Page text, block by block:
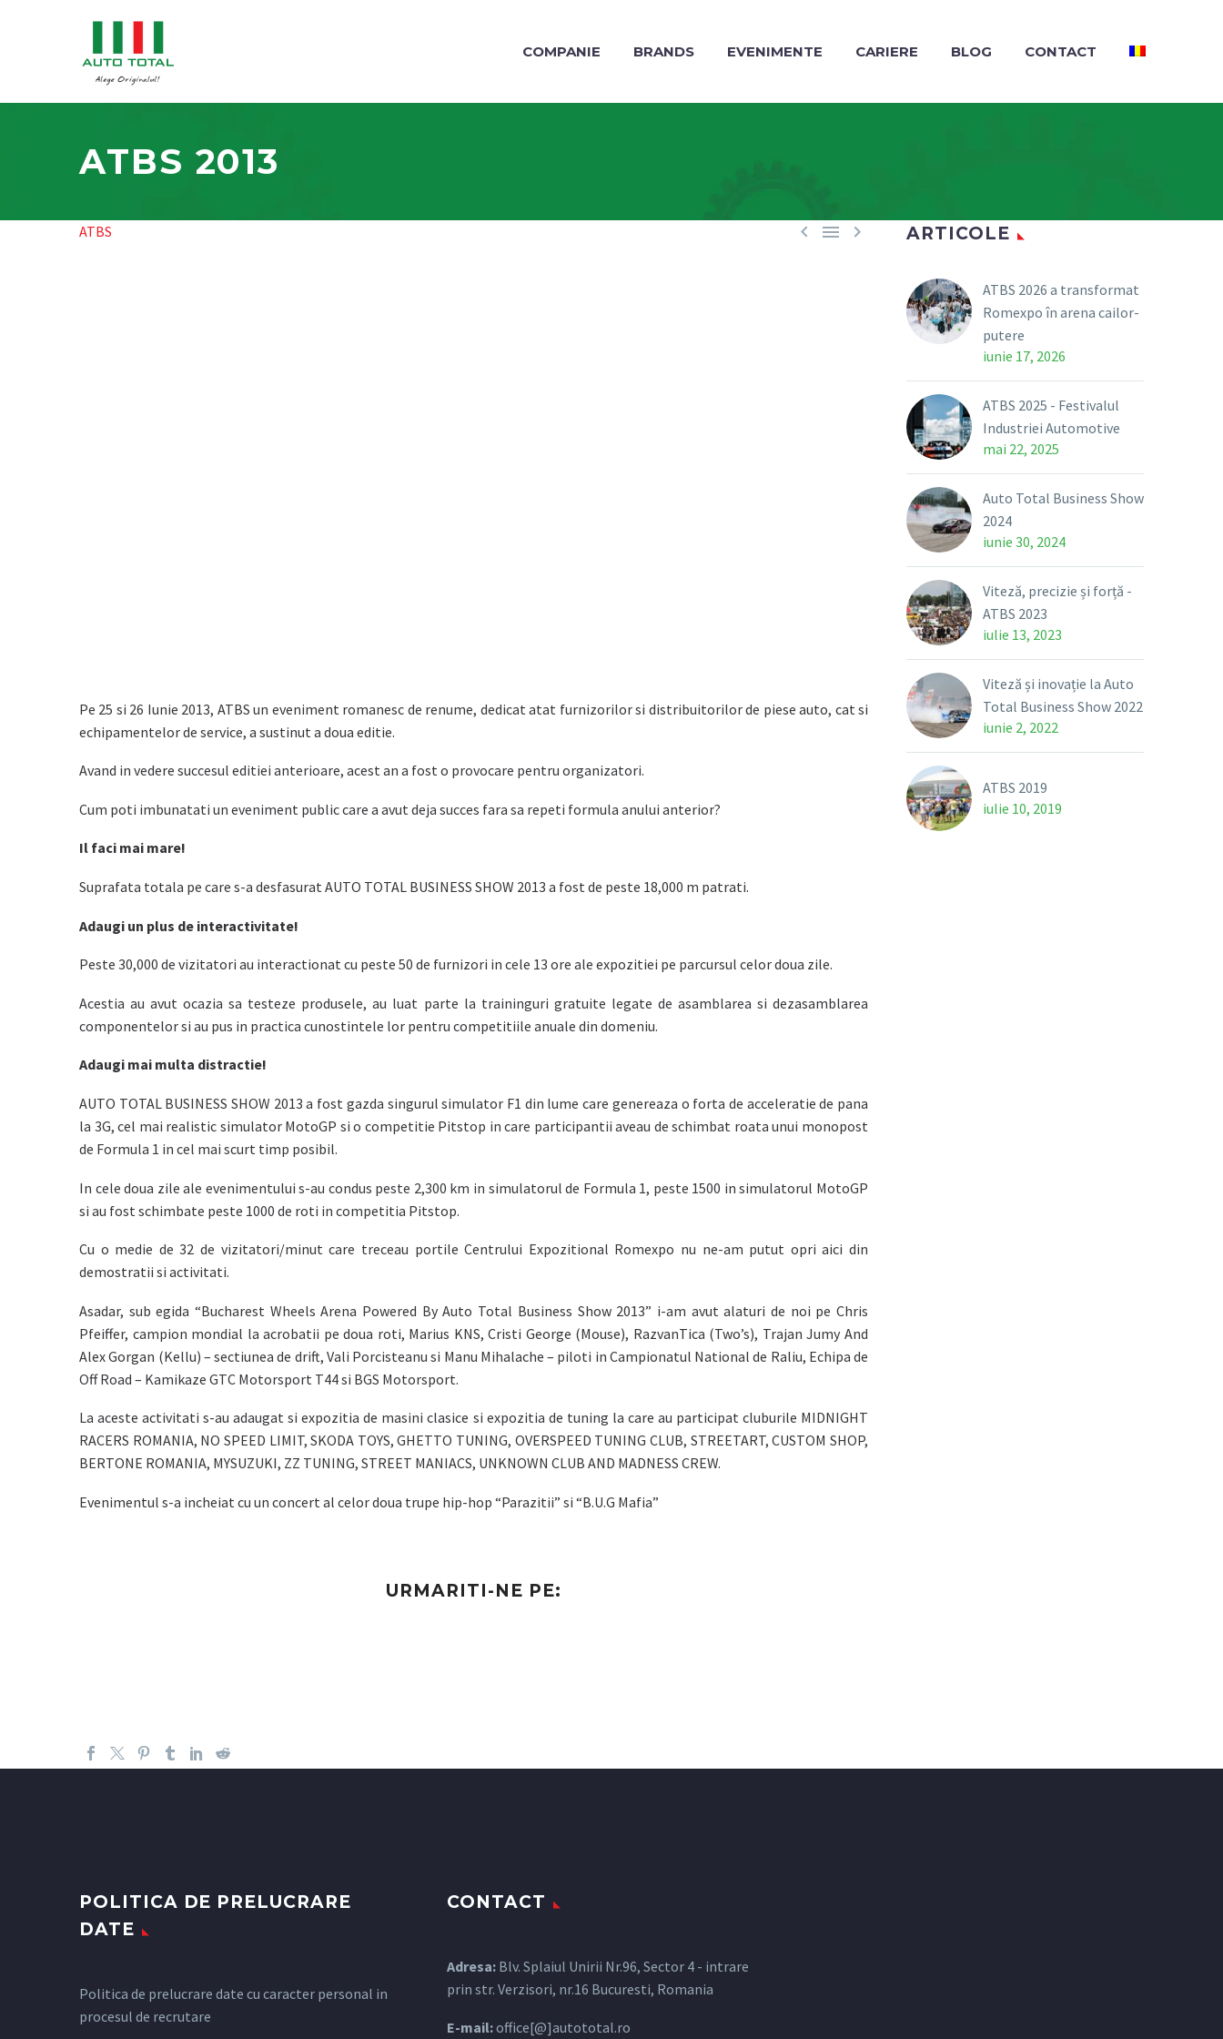
COMPANIE BRANDS EVENIMENTE CARIERE BLOG CONTACT
ATBS 2013
  
ATBS
Pe 25 si 26 Iunie 2013, ATBS un eveniment romanesc de renume, dedicat atat furnizorilor si distribuitorilor de piese auto, cat si
echipamentelor de service, a sustinut a doua editie.
Avand in vedere succesul editiei anterioare, acest an a fost o provocare pentru organizatori.
Cum poti imbunatati un eveniment public care a avut deja succes fara sa repeti formula anului anterior?
Il faci mai mare!
Suprafata totala pe care s-a desfasurat AUTO TOTAL BUSINESS SHOW 2013 a fost de peste 18,000 m patrati.
Adaugi un plus de interactivitate!
Peste 30,000 de vizitatori au interactionat cu peste 50 de furnizori in cele 13 ore ale expozitiei pe parcursul celor doua zile.
Acestia au avut ocazia sa testeze produsele, au luat parte la traininguri gratuite legate de asamblarea si dezasamblarea
componentelor si au pus in practica cunostintele lor pentru competitiile anuale din domeniu.
Adaugi mai multa distractie!
AUTO TOTAL BUSINESS SHOW 2013 a fost gazda singurul simulator F1 din lume care genereaza o forta de acceleratie de pana
la 3G, cel mai realistic simulator MotoGP si o competitie Pitstop in care participantii aveau de schimbat roata unui monopost
de Formula 1 in cel mai scurt timp posibil.
In cele doua zile ale evenimentului s-au condus peste 2,300 km in simulatorul de Formula 1, peste 1500 in simulatorul MotoGP
si au fost schimbate peste 1000 de roti in competitia Pitstop.
Cu o medie de 32 de vizitatori/minut care treceau portile Centrului Expozitional Romexpo nu ne-am putut opri aici din
demostratii si activitati.
Asadar, sub egida “Bucharest Wheels Arena Powered By Auto Total Business Show 2013” i-am avut alaturi de noi pe Chris
Pfeiffer, campion mondial la acrobatii pe doua roti, Marius KNS, Cristi George (Mouse), RazvanTica (Two’s), Trajan Jumy And
Alex Gorgan (Kellu) – sectiunea de drift, Vali Porcisteanu si Manu Mihalache – piloti in Campionatul National de Raliu, Echipa de
Off Road – Kamikaze GTC Motorsport T44 si BGS Motorsport.
La aceste activitati s-au adaugat si expozitia de masini clasice si expozitia de tuning la care au participat cluburile MIDNIGHT
RACERS ROMANIA, NO SPEED LIMIT, SKODA TOYS, GHETTO TUNING, OVERSPEED TUNING CLUB, STREETART, CUSTOM SHOP,
BERTONE ROMANIA, MYSUZUKI, ZZ TUNING, STREET MANIACS, UNKNOWN CLUB AND MADNESS CREW.
Evenimentul s-a incheiat cu un concert al celor doua trupe hip-hop “Parazitii” si “B.U.G Mafia”
URMARITI-NE PE:
ARTICOLE
ATBS 2026 a transformat
Romexpo în arena cailor-
putere
iunie 17, 2026
ATBS 2025 - Festivalul
Industriei Automotive
mai 22, 2025
Auto Total Business Show
2024
iunie 30, 2024
Viteză, precizie și forță -
ATBS 2023
iulie 13, 2023
Viteză și inovație la Auto
Total Business Show 2022
iunie 2, 2022
ATBS 2019
iulie 10, 2019
POLITICA DE PRELUCRARE
DATE
Politica de prelucrare date cu caracter personal in
procesul de recrutare
CONTACT
Adresa: Blv. Splaiul Unirii Nr.96, Sector 4 - intrare
prin str. Verzisori, nr.16 Bucuresti, Romania
E-mail:office[@]autototal.ro